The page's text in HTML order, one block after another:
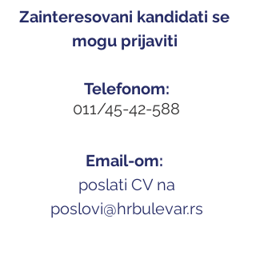
Zainteresovani kandidati se
mogu prijaviti
Telefonom:
011/45-42-588
Email-om:
poslati CV na
poslovi@hrbulevar.rs